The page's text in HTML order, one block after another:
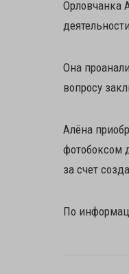
Орловчанка
Она
вопросу
Алёна
фотобоксом
за счет
По